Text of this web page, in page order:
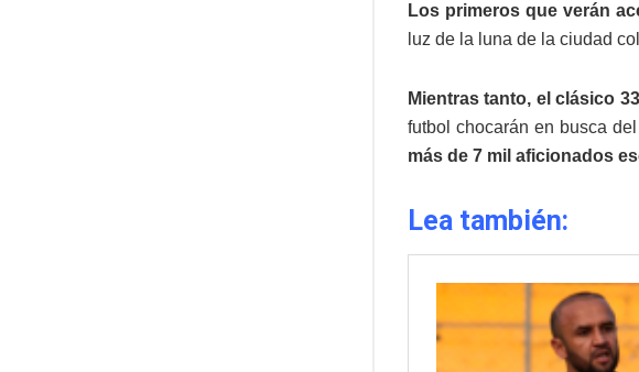
Los primeros que verán
luz de la luna de la ciudad
Mientras tanto, el clásico
futbol chocarán en busca
más de 7 mil aficionados
Lea también: